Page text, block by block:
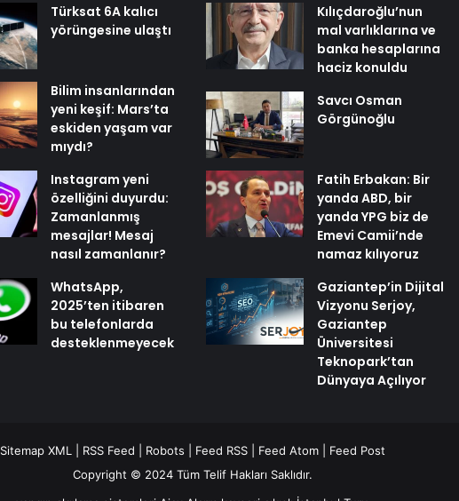
Türksat 6A kalıcı
yörüngesine ulaştı
Bilim insanlarından
yeni keşif: Mars’ta
eskiden yaşam var
mıydı?
Instagram yeni
özelliğini duyurdu:
Zamanlanmış
mesajlar! Mesaj
nasıl zamanlanır?
WhatsApp,
2025’ten itibaren
bu telefonlarda
desteklenmeyecek
Kılıçdaroğlu’nun
mal varlıklarına ve
banka hesaplarına
haciz konuldu
Savcı Osman
Görgünoğlu
Fatih Erbakan: Bir
yanda ABD, bir
yanda YPG biz de
Emevi Camii’nde
namaz kılıyoruz
Gaziantep’in Dijital
Vizyonu Serjoy,
Gaziantep
Üniversitesi
Teknopark’tan
Dünyaya Açılıyor
Sitemap XML RSS Feed Robots Feed RSS| Feed Atom| Feed Post
Copyright © 2024 Tüm Telif Hakları Saklıdır.